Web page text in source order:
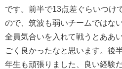
です。前半で13点差ぐらいつけ
ので、筑波も弱いチームではな
全員気合いを入れて戦うとああ
ごく良かったなと思います。後
年生も頑張りました、良い経験